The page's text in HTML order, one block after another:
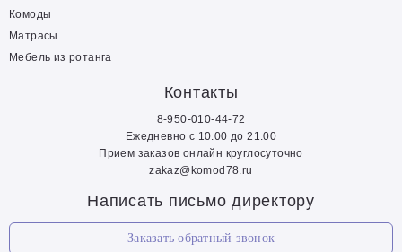
Комоды
Матрасы
Мебель из ротанга
Контакты
8-950-010-44-72
Ежедневно с 10.00 до 21.00
Прием заказов онлайн круглосуточно
zakaz@komod78.ru
Написать письмо директору
Заказать обратный звонок